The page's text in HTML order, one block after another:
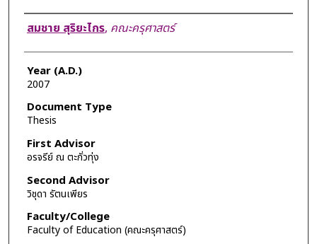
Author
สมชาย สุริยะไกร, คณะครุศาสตร์
Year (A.D.)
2007
Document Type
Thesis
First Advisor
อรจรีย์ ณ ตะกั่วทุ่ง
Second Advisor
วิชุดา รัตนเพียร
Faculty/College
Faculty of Education (คณะครุศาสตร์)